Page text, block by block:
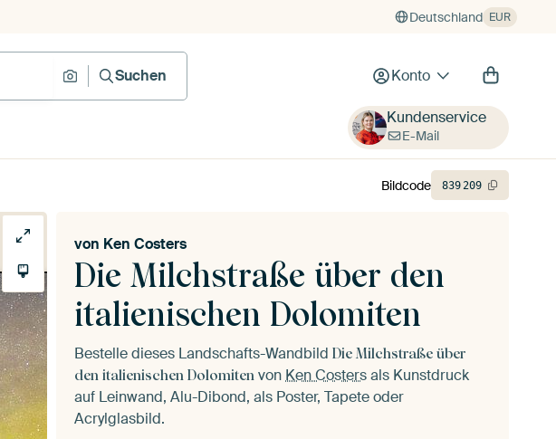
Deutschland EUR
Suchen Konto
Kundenservice
E-Mail
Die Milchstraße über den
italienischen Dolomiten
von Ken Costers
Bestelle dieses Landschafts-Wandbild Die Milchstraße über
den italienischen Dolomiten von Ken Costersals Kunstdruck
auf Leinwand, Alu-Dibond, als Poster, Tapete oder
Acrylglasbild.
Bildcode 839209